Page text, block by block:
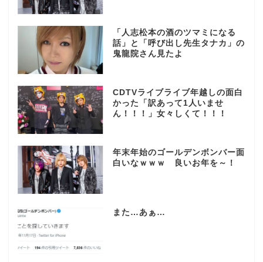
「人志松本の酒のツマミになる
話」と「呼び出し先生タナカ」の
鬼龍院さん見たよ
CDTVライブライブ年越しの面白
かった「訳あって1人いませ
ん！！！」女々しくて！！！
年末年始のゴールデンボンバー面
白いなｗｗｗ 良いお年を～！
また…あぁ…